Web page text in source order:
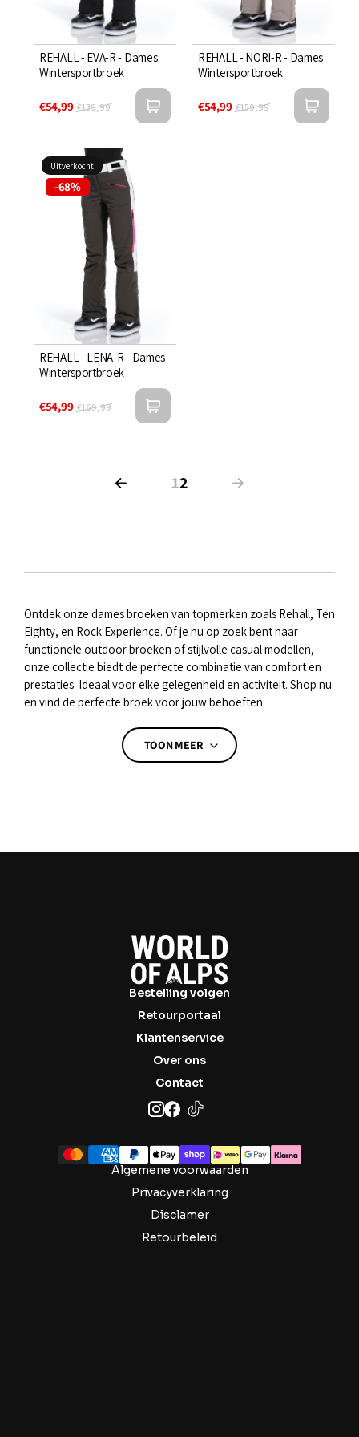
REHALL - EVA-R - Dames
Wintersportbroek
€54,99 €139,99
REHALL - NORI-R - Dames
Wintersportbroek
€54,99 €159,99
Uitverkocht
-68%
REHALL - LENA-R - Dames
Wintersportbroek
€54,99 €169,99
12
Ontdek onze dames broeken van topmerken zoals Rehall, Ten
Eighty, en Rock Experience. Of je nu op zoek bent naar
functionele outdoor broeken of stijlvolle casual modellen,
onze collectie biedt de perfecte combinatie van comfort en
prestaties. Ideaal voor elke gelegenheid en activiteit. Shop nu
en vind de perfecte broek voor jouw behoeften.
TOON MEER
TOON MINDER
Bestelling volgen
Retourportaal
Klantenservice
Over ons
Contact
Algemene voorwaarden
Privacyverklaring
Disclamer
Retourbeleid